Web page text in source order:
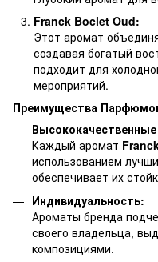
Franck Boclet Oud:
Этот аромат
создавая богатый
подходит для
мероприятий.
Преимущества
Каждый аромат
использованием
обеспечивает их
Индивидуальность:
Ароматы бренда
своего владельца,
композициями.